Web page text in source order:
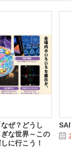
ぜ？どうし
な世界～この
に行こう！